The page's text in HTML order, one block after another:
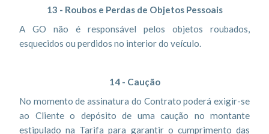
13 - Roubos e Perdas de Objetos Pessoais
A GO não é responsável pelos objetos roubados,
esquecidos ou perdidos no interior do veículo.
14 - Caução
No momento de assinatura do Contrato poderá exigir-se
ao Cliente o depósito de uma caução no montante
estipulado na Tarifa para garantir o cumprimento das